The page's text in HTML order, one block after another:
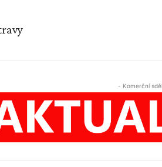
- Komerční